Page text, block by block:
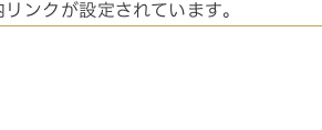
ンクが設定されています。